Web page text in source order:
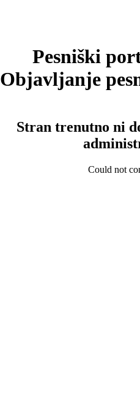
Pesniški
Objavljanje
Stran trenutno ni
Could not